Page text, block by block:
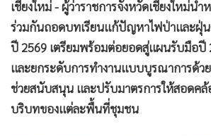
• กีฬา
•
ต่างประเทศ
Special Scoop
• เศรษฐกิจ-ธุรกิจ
• จีน